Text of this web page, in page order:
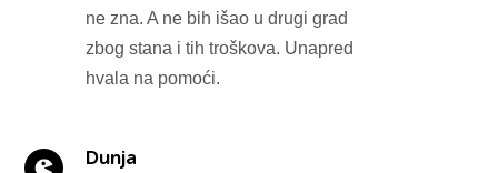
ne zna. A ne bih išao u drugi grad
zbog stana i tih troškova. Unapred
hvala na pomoći.
Dunja